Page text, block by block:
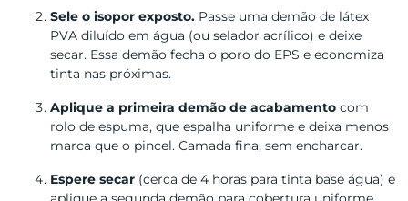
Sele o isopor exposto.Passe uma demão de látex
PVA diluído em água (ou selador acrílico) e deixe
secar. Essa demão fecha o poro do EPS e economiza
tinta nas próximas.
Aplique a primeira demão de acabamentocom
rolo de espuma, que espalha uniforme e deixa menos
marca que o pincel. Camada fina, sem encharcar.
Espere secar(cerca de 4 horas para tinta base água) e
aplique a segunda demão para cobertura uniforme.